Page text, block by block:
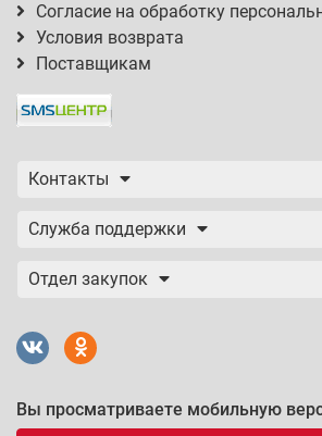
Согласие на обработку
Условия возврата
Поставщикам
Контакты
Служба поддержки
Отдел закупок
Вы просматриваете мобильную